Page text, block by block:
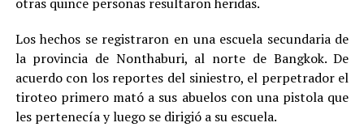
Los hechos se registraron en una escuela secundaria de
la provincia de Nonthaburi, al norte de Bangkok. De
acuerdo con los reportes del siniestro, el perpetrador el
tiroteo primero mató a sus abuelos con una pistola que
les pertenecía y luego se dirigió a su escuela.